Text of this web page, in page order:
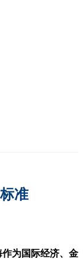
准
作为国际经济、金